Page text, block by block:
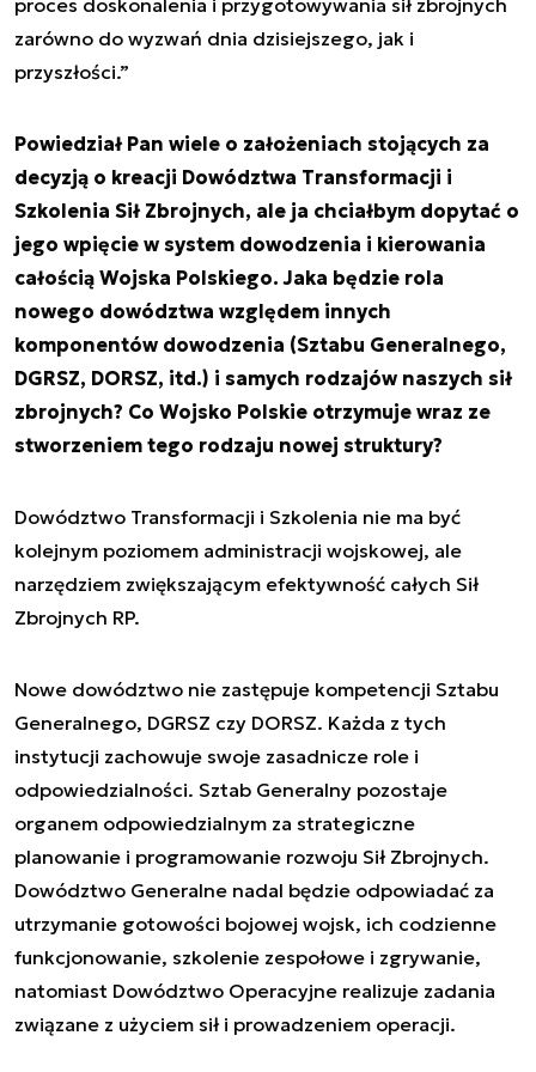
zarówno do wyzwań dnia dzisiejszego, jak i
przyszłości.”
Powiedział Pan wiele o założeniach stojących za
decyzją o kreacji Dowództwa Transformacji i
Szkolenia Sił Zbrojnych, ale ja chciałbym dopytać o
jego wpięcie w system dowodzenia i kierowania
całością Wojska Polskiego. Jaka będzie rola
nowego dowództwa względem innych
komponentów dowodzenia (Sztabu Generalnego,
DGRSZ, DORSZ, itd.) i samych rodzajów naszych sił
zbrojnych? Co Wojsko Polskie otrzymuje wraz ze
stworzeniem tego rodzaju nowej struktury?
Dowództwo Transformacji i Szkolenia nie ma być
kolejnym poziomem administracji wojskowej, ale
narzędziem zwiększającym efektywność całych Sił
Zbrojnych RP.
Nowe dowództwo nie zastępuje kompetencji Sztabu
Generalnego, DGRSZ czy DORSZ. Każda z tych
instytucji zachowuje swoje zasadnicze role i
odpowiedzialności. Sztab Generalny pozostaje
organem odpowiedzialnym za strategiczne
planowanie i programowanie rozwoju Sił Zbrojnych.
Dowództwo Generalne nadal będzie odpowiadać za
utrzymanie gotowości bojowej wojsk, ich codzienne
funkcjonowanie, szkolenie zespołowe i zgrywanie,
natomiast Dowództwo Operacyjne realizuje zadania
związane z użyciem sił i prowadzeniem operacji.